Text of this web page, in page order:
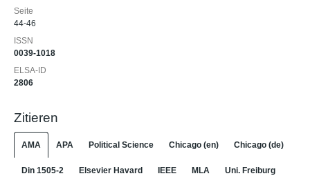
Seite
44-46
ISSN
0039-1018
ELSA-ID
2806
Zitieren
AMA APA Political Science Chicago (en) Chicago (de)
Din 1505-2 Elsevier Havard IEEE MLA Uni. Freiburg